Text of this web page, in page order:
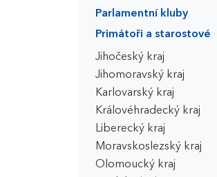
Parlamentní kluby
Primátoři a starostové
Jihočeský kraj
Jihomoravský kraj
Karlovarský kraj
Královéhradecký kraj
Liberecký kraj
Moravskoslezský kraj
Olomoucký kraj